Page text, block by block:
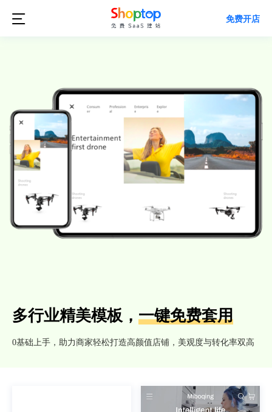
 免费开店
多行业精美模板， 一键免费套用
0基础上手，助力商家轻松打造高颜值店铺，美观度与转化率双高